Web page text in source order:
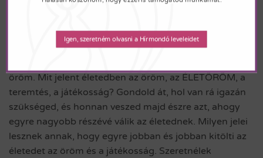
tömeg” tudatosabban és felszabadultabban él a
Az életöröm megélésének, kiteljesítésének jött el az
öröm. Mit jelent életedben az öröm, az ÉLETÖRÖM, a
teremtés, a játékosság? Gondold át, hol van rá igazán
szükséged, és honnan veszed majd észre azt, ahogy
egyre nagyobb részévé válik az életednek. Milyen jelei
lesznek annak, hogy egyre jobban és jobban kitölti az
életedet az öröm és a játékosság. Szeretnélek
Igen, szeretném olvasni a Hírmondó leveleidet